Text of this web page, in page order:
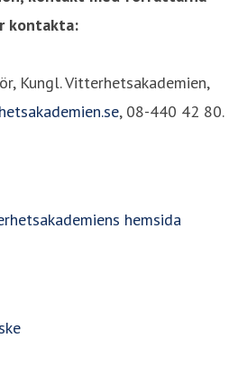
kontakta:
Kungl. Vitterhetsakademien,
, 08-440 42 80.
hemsida